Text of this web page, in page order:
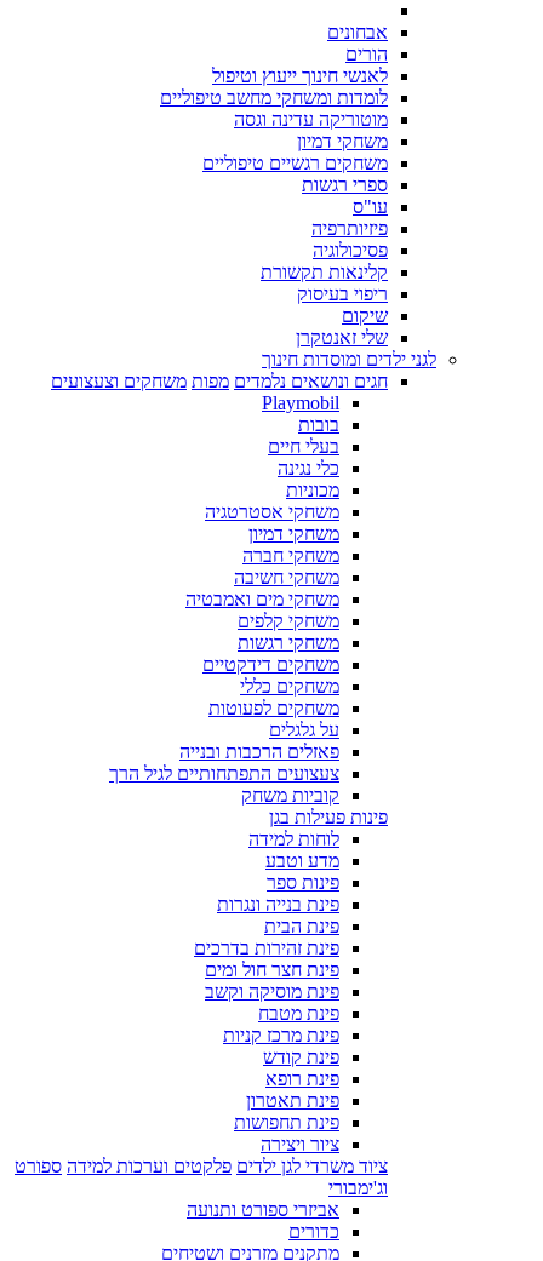
אבחונים
הורים
לאנשי חינוך ייעוץ וטיפול
לומדות ומשחקי מחשב טיפוליים
מוטוריקה עדינה וגסה
משחקי דמיון
משחקים רגשיים טיפוליים
ספרי רגשות
עו"ס
פיזיותרפיה
פסיכולוגיה
קלינאות תקשורת
ריפוי בעיסוק
שיקום
שלי זאנטקרן
לגני ילדים ומוסדות חינוך
חגים ונושאים נלמדים מפות משחקים וצעצועים
Playmobil
בובות
בעלי חיים
כלי נגינה
מכוניות
משחקי אסטרטגיה
משחקי דמיון
משחקי חברה
משחקי חשיבה
משחקי מים ואמבטיה
משחקי קלפים
משחקי רגשות
משחקים דידקטיים
משחקים כללי
משחקים לפעוטות
על גלגלים
פאזלים הרכבות ובנייה
צעצועים התפתחותיים לגיל הרך
קוביות משחק
פינות פעילות בגן
לוחות למידה
מדע וטבע
פינות ספר
פינת בנייה ונגרות
פינת הבית
פינת זהירות בדרכים
פינת חצר חול ומים
פינת מוסיקה וקשב
פינת מטבח
פינת מרכז קניות
פינת קודש
פינת רופא
פינת תאטרון
פינת תחפושות
ציור ויצירה
ציוד משרדי לגן ילדים פלקטים וערכות למידה ספורט
וג'ימבורי
אביזרי ספורט ותנועה
כדורים
מתקנים מזרנים ושטיחים